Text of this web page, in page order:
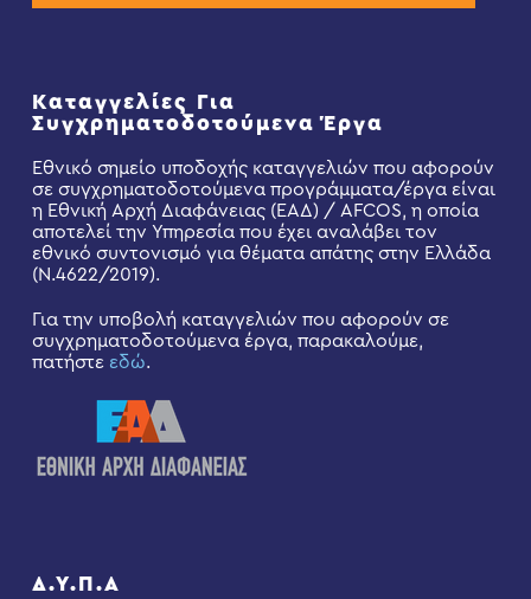
Καταγγελίες Για
Συγχρηματοδοτούμενα Έργα
Εθνικό σημείο υποδοχής καταγγελιών που αφορούν
σε συγχρηματοδοτούμενα προγράμματα/έργα είναι
η Εθνική Αρχή Διαφάνειας (ΕΑΔ) / AFCOS, η οποία
αποτελεί την Υπηρεσία που έχει αναλάβει τον
εθνικό συντονισμό για θέματα απάτης στην Ελλάδα
(Ν.4622/2019).
Για την υποβολή καταγγελιών που αφορούν σε
συγχρηματοδοτούμενα έργα, παρακαλούμε,
πατήστε εδώ.
Δ.Υ.Π.Α